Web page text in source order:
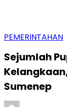
PEMERINTAHAN
Sejumlah
Sumenep